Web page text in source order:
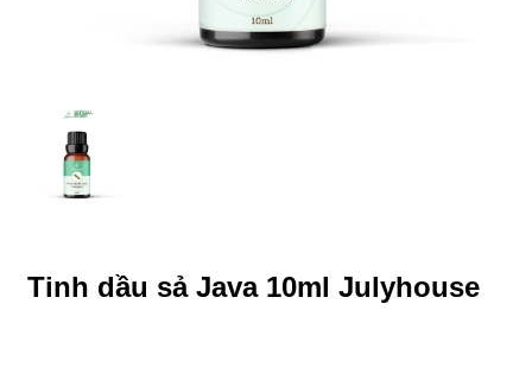
Tinh dầu sả Java 10ml Julyhouse